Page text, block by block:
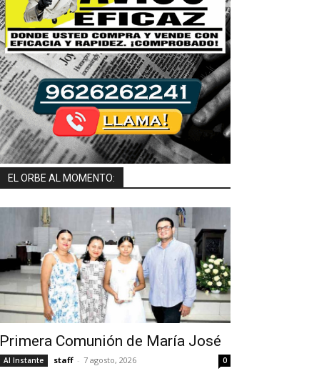
EL ORBE AL MOMENTO:
Primera Comunión de María José
Al Instante staff - 7 agosto, 2026 0